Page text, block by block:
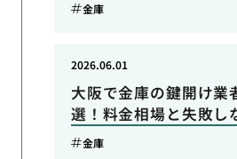
金庫
大阪で金庫の鍵開け業
選！料金相場と失敗し
2026.06.01
金庫